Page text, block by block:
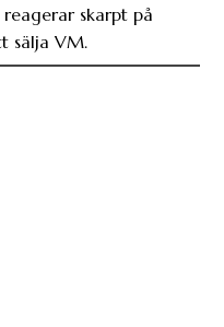
reagerar skarpt på
sälja VM.